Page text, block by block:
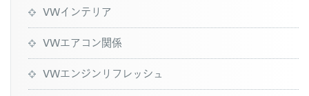
VWインテリア
VWエアコン関係
VWエンジンリフレッシュ